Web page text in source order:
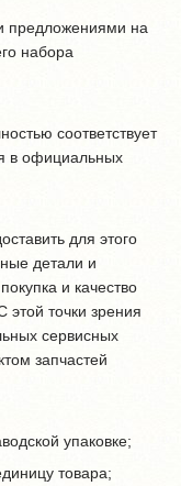
предложениями на
набора
соответствует
в официальных
для этого
детали и
и качество
этой точки зрения
сервисных
запчастей
упаковке;
товара;